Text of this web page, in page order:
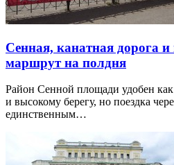
Сенная, канатная дорога
маршрут на полдня
Район Сенной площади удобен
и высокому берегу, но поездка
единственным…